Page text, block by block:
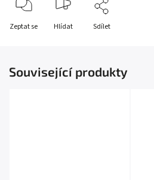
Zeptat se Hlídat Sdílet
Související produkty